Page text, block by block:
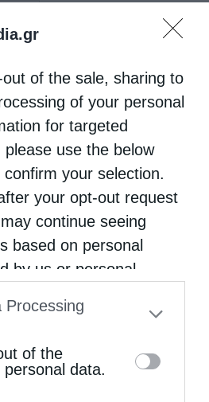
of the sale, sharing to
of your personal
for targeted
use the below
your selection.
your opt-out request
continue seeing
based on personal
by us or personal
may separately opt-out
parties on the IAB’s list
This
Processing
of the
data.
άρθρο
Eπαναλειτουργεί η Μονή Μιχαήλ
Βουκουρέστι
άρθρο
στον Ι. Ναό Μεγάλης Παναγιάς
Σύμης
ΕΠΙΣΗΣ